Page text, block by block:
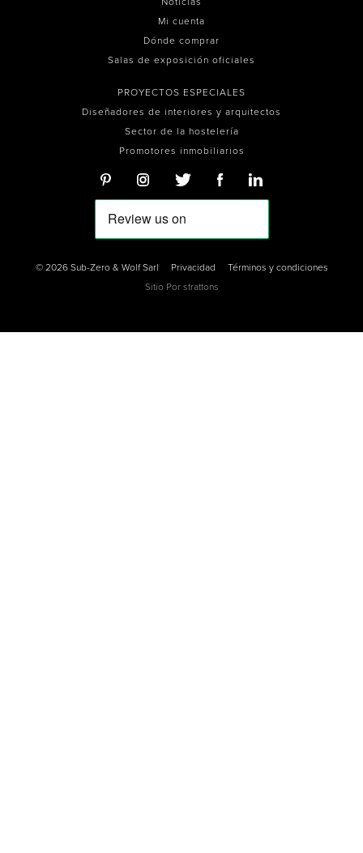
Mi cuenta
Dónde comprar
Salas de exposición oficiales
PROYECTOS ESPECIALES
Diseñadores de interiores y arquitectos
Sector de la hostelería
Promotores inmobiliarios
© 2026 Sub-Zero & Wolf Sarl Privacidad
Términos y condiciones
Sitio Por strattons